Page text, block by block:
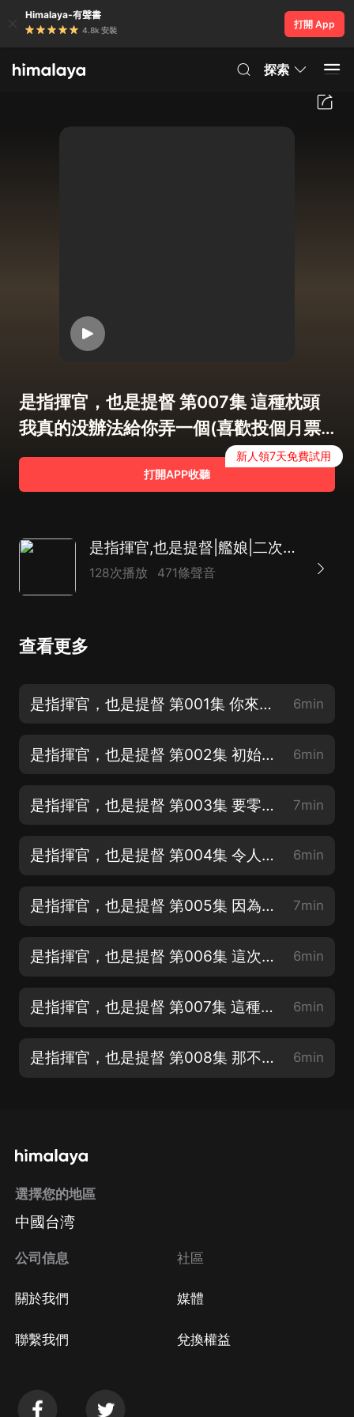
Himalaya-有聲書
4.8k 安裝
打開 App
探索
是指揮官，也是提督 第007集 這種枕頭
我真的没辦法給你弄一個(喜歡投個月票
吧!)
打開APP收聽
新人領7天免費試用
是指揮官,也是提督|艦娘|二次元|精品多播有聲劇
128次播放 471條聲音
查看更多
是指揮官，也是提督 第001集 你來做我的初始艦娘吧(喜歡投個月票吧!) 6min
是指揮官，也是提督 第002集 初始艦娘 6min
是指揮官，也是提督 第003集 要零戰的驅逐艦 7min
是指揮官，也是提督 第004集 令人困惑的身份 6min
是指揮官，也是提督 第005集 因為就是北方啊！ 7min
是指揮官，也是提督 第006集 這次是賺大了呀(喜歡投個月票吧!) 6min
是指揮官，也是提督 第007集 這種枕頭我真的没辦法給你弄一個(喜歡投個月票吧!) 6min
是指揮官，也是提督 第008集 那不就是歐派嗎！(喜歡投個月票吧!) 6min
選擇您的地區
中國台湾
公司信息
關於我們
聯繫我們
社區
媒體
兌換權益